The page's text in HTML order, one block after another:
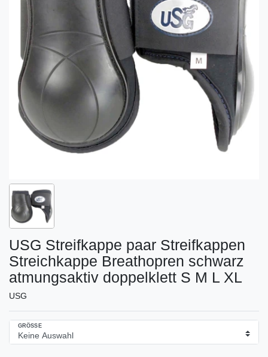
USG Streifkappe paar Streifkappen
Streichkappe Breathopren schwarz
atmungsaktiv doppelklett S M L XL
USG
GRÖSSE